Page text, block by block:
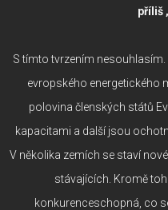
příliš
S tímto tvrzením
evropského energetického
polovina členských států
kapacitami a další jsou
V několika zemích se staví
stávajících. Kromě
konkurenceschopná, co